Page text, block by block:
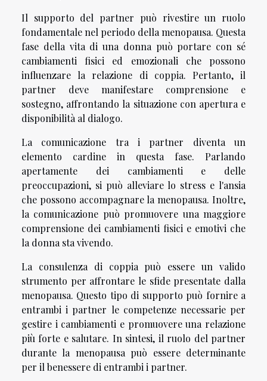
Il supporto del partner può rivestire un ruolo
fondamentale nel periodo della menopausa. Questa
fase della vita di una donna può portare con sé
cambiamenti fisici ed emozionali che possono
influenzare la relazione di coppia. Pertanto, il
partner deve manifestare comprensione e
sostegno, affrontando la situazione con apertura e
disponibilità al dialogo.
La comunicazione tra i partner diventa un
elemento cardine in questa fase. Parlando
apertamente dei cambiamenti e delle
preoccupazioni, si può alleviare lo stress e l'ansia
che possono accompagnare la menopausa. Inoltre,
la comunicazione può promuovere una maggiore
comprensione dei cambiamenti fisici e emotivi che
la donna sta vivendo.
La consulenza di coppia può essere un valido
strumento per affrontare le sfide presentate dalla
menopausa. Questo tipo di supporto può fornire a
entrambi i partner le competenze necessarie per
gestire i cambiamenti e promuovere una relazione
più forte e salutare. In sintesi, il ruolo del partner
durante la menopausa può essere determinante
per il benessere di entrambi i partner.